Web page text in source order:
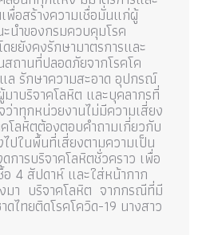
พื่อสร้างความเชื่อมั่นแก่ผู้
นำของกรมควบคุมโรค
ยยังคงรักษามาตรการและ
ถานที่ปลอดภัยจากโรคโค
ล รักษาความสะอาด อุปกรณ์
าบริจาคโลหิต และบุคลากรที่
าทุกหน่วยงานไม่มีความเสี่ยง
โลหิตต้องตอบคำถามเกี่ยวกับ
ปในพื้นที่เสี่ยงตามความเป็น
การบริจาคโลหิตชั่วคราว เพื่อ
อ 4 สัปดาห์ และใส่หน้ากาก
มา บริจาคโลหิต จากกรณีที่มี
ดไทยติดโรคโควิด-19 นางสาว